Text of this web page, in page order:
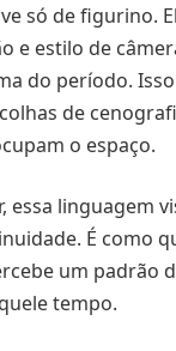
só de figurino.
e estilo de
do período.
de
o espaço.
essa linguagem
É como
um padrão
tempo.